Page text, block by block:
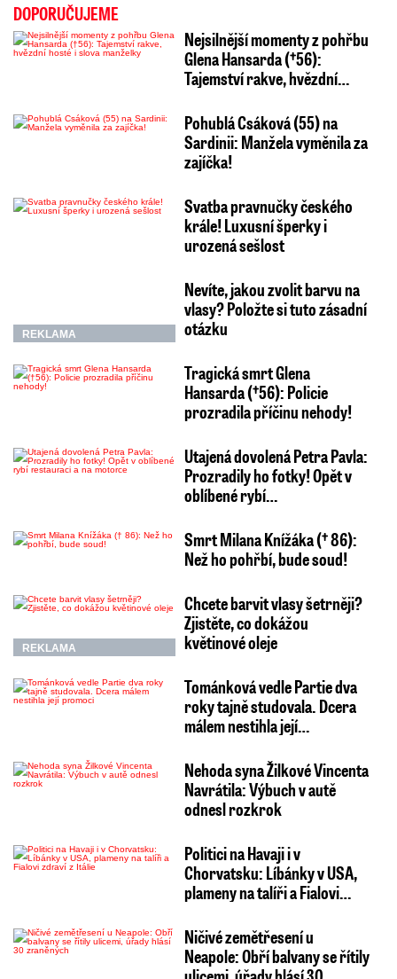
DOPORUČUJEME
Nejsilnější momenty z pohřbu
Glena Hansarda (†56):
Tajemství rakve, hvězdní…
Pohublá Csáková (55) na
Sardinii: Manžela vyměnila za
zajíčka!
Svatba pravnučky českého
krále! Luxusní šperky i
urozená sešlost
REKLAMA
Nevíte, jakou zvolit barvu na
vlasy? Položte si tuto zásadní
otázku
Tragická smrt Glena
Hansarda (†56): Policie
prozradila příčinu nehody!
Utajená dovolená Petra Pavla:
Prozradily ho fotky! Opět v
oblíbené rybí…
Smrt Milana Knížáka († 86):
Než ho pohřbí, bude soud!
REKLAMA
Chcete barvit vlasy šetrněji?
Zjistěte, co dokážou
květinové oleje
Tománková vedle Partie dva
roky tajně studovala. Dcera
málem nestihla její…
Nehoda syna Žilkové Vincenta
Navrátila: Výbuch v autě
odnesl rozkrok
Politici na Havaji i v
Chorvatsku: Líbánky v USA,
plameny na talíři a Fialovi…
Ničivé zemětřesení u
Neapole: Obří balvany se řítily